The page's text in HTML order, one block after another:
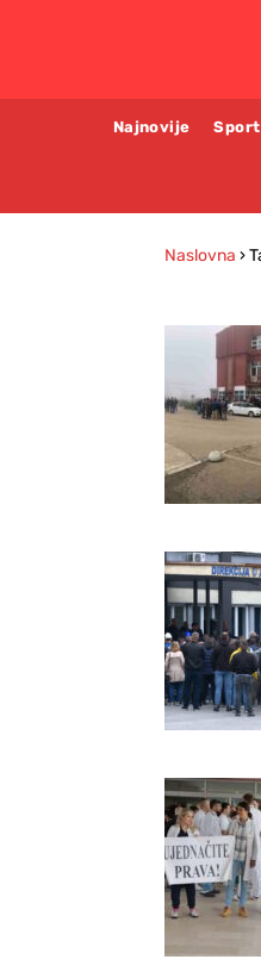
Najnovije Sport
Naslovna ›